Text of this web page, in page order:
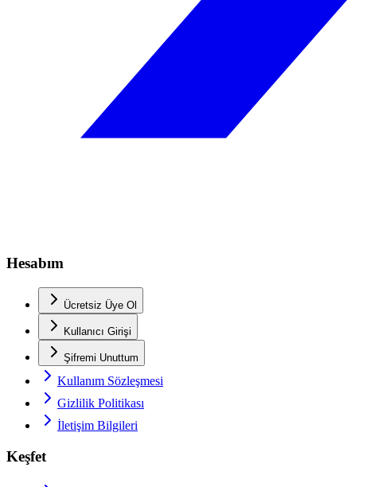
Hesabım
Ücretsiz Üye Ol
Kullanıcı Girişi
Şifremi Unuttum
Kullanım Sözleşmesi
Gizlilik Politikası
İletişim Bilgileri
Keşfet